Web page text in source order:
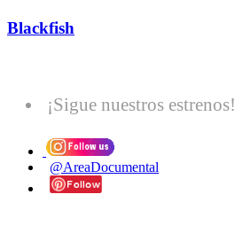
Blackfish
¡Sigue nuestros estrenos!
@AreaDocumental